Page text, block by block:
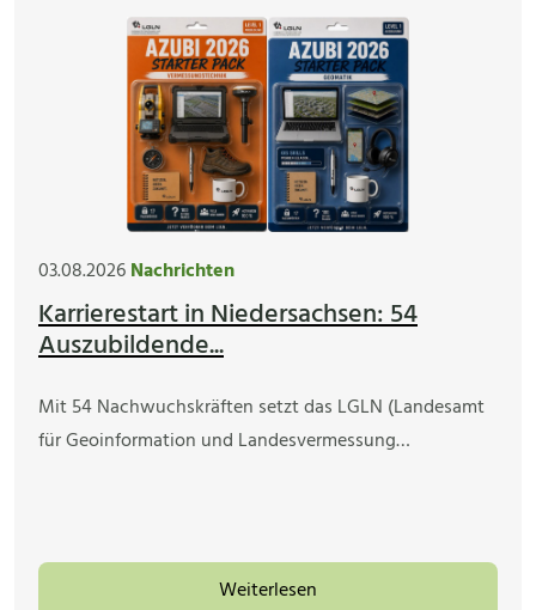
03.08.2026Nachrichten
Karrierestart in Niedersachsen: 54
Auszubildende...
Mit 54 Nachwuchskräften setzt das LGLN (Landesamt
für Geoinformation und Landesvermessung…
Weiterlesen